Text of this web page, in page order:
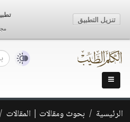
الرئيسية بحوث ومقالات | المقالات
تنزيل التطبيق